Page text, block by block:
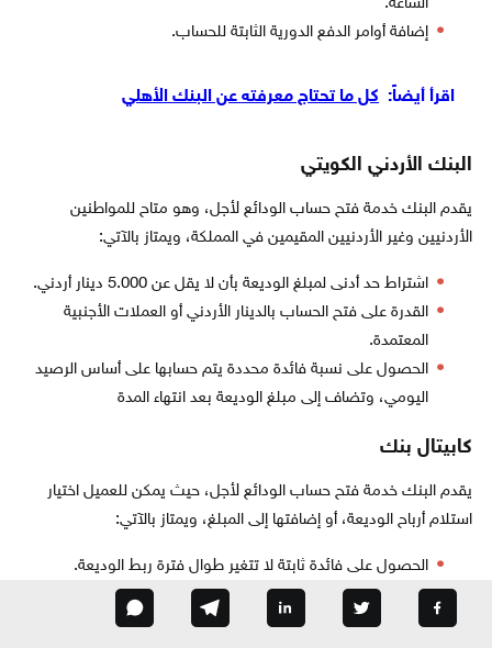
الساعة.
إضافة أوامر الدفع الدورية الثابتة للحساب.
اقرأ أيضاً: كل ما تحتاج معرفته عن البنك الأهلي
البنك الأردني الكويتي
يقدم البنك خدمة فتح حساب الودائع لأجل، وهو متاح للمواطنين
الأردنيين وغير الأردنيين المقيمين في المملكة، ويمتاز بالآتي:
اشتراط حد أدنى لمبلغ الوديعة بأن لا يقل عن 5.000 دينار أردني.
القدرة على فتح الحساب بالدينار الأردني أو العملات الأجنبية
المعتمدة.
الحصول على نسبة فائدة محددة يتم حسابها على أساس الرصيد
اليومي، وتضاف إلى مبلغ الوديعة بعد انتهاء المدة
كابيتال بنك
يقدم البنك خدمة فتح حساب الودائع لأجل، حيث يمكن للعميل اختيار
استلام أرباح الوديعة، أو إضافتها إلى المبلغ، ويمتاز بالآتي:
الحصول على فائدة ثابتة لا تتغير طوال فترة ربط الوديعة.
اختيار فترة الربط حسب رغبة العميل، والتي قد تصل إلى سنة.
القدرة على زيادة مبلغ الوديعة في أي وقت.